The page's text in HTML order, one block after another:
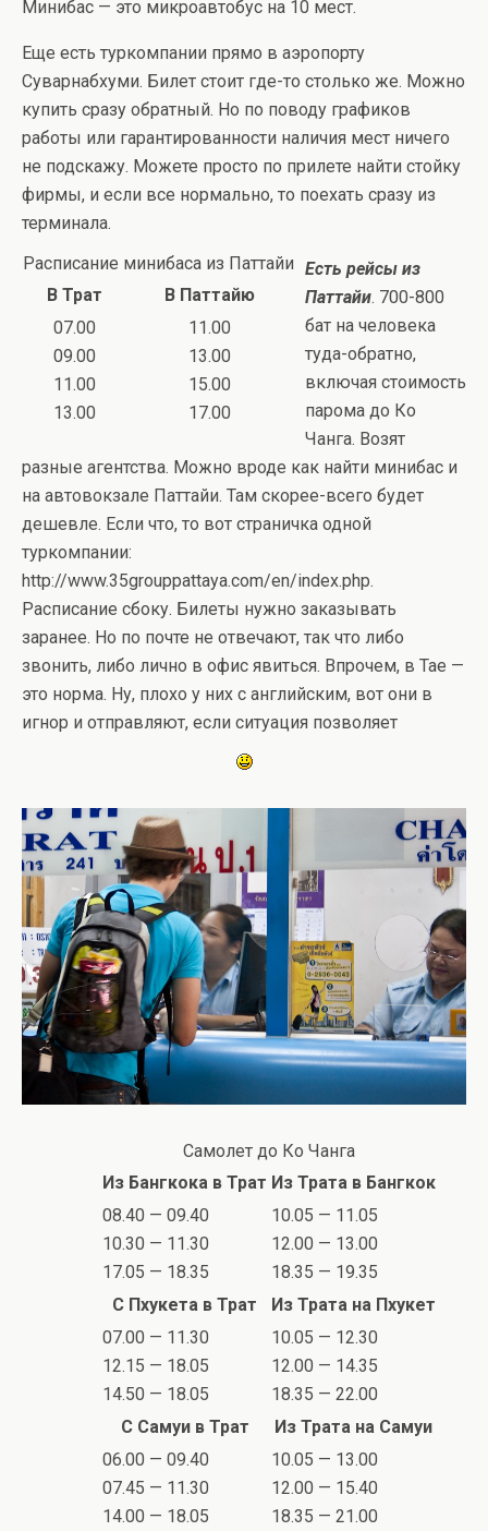
Минибас — это микроавтобус на 10 мест.
Еще есть туркомпании прямо в аэропорту
Суварнабхуми. Билет стоит где-то столько же. Можно
купить сразу обратный. Но по поводу графиков
работы или гарантированности наличия мест ничего
не подскажу. Можете просто по прилете найти стойку
фирмы, и если все нормально, то поехать сразу из
терминала.
Расписание минибаса из Паттайи
В Трат
В Паттайю
07.00
09.00
11.00
13.00
11.00
13.00
15.00
17.00
Есть рейсы из
Паттайи. 700-800
бат на человека
туда-обратно,
включая стоимость
парома до Ко
Чанга. Возят
разные агентства. Можно вроде как найти минибас и
на автовокзале Паттайи. Там скорее-всего будет
дешевле. Если что, то вот страничка одной
туркомпании:
http://www.35grouppattaya.com/en/index.php.
Расписание сбоку. Билеты нужно заказывать
заранее. Но по почте не отвечают, так что либо
звонить, либо лично в офис явиться. Впрочем, в Тае —
это норма. Ну, плохо у них с английским, вот они в
игнор и отправляют, если ситуация позволяет
Самолет до Ко Чанга
Из Бангкока в Трат Из Трата в Бангкок
08.40 — 09.40
10.30 — 11.30
17.05 — 18.35
10.05 — 11.05
12.00 — 13.00
18.35 — 19.35
С Пхукета в Трат
Из Трата на Пхукет
07.00 — 11.30
12.15 — 18.05
14.50 — 18.05
10.05 — 12.30
12.00 — 14.35
18.35 — 22.00
С Самуи в Трат
Из Трата на Самуи
06.00 — 09.40
07.45 — 11.30
14.00 — 18.05
10.05 — 13.00
12.00 — 15.40
18.35 — 21.00